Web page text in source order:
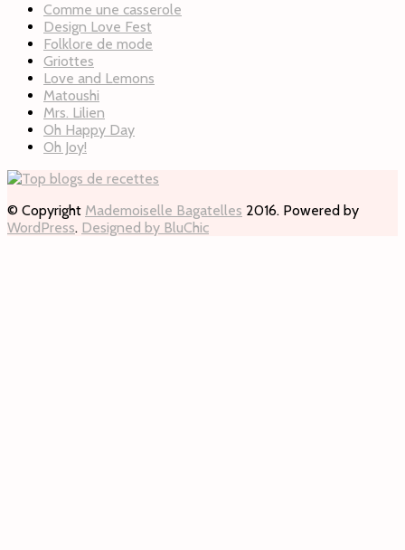
Comme une casserole
Design Love Fest
Folklore de mode
Griottes
Love and Lemons
Matoushi
Mrs. Lilien
Oh Happy Day
Oh Joy!
© Copyright Mademoiselle Bagatelles 2016. Powered by
WordPress. Designed by BluChic